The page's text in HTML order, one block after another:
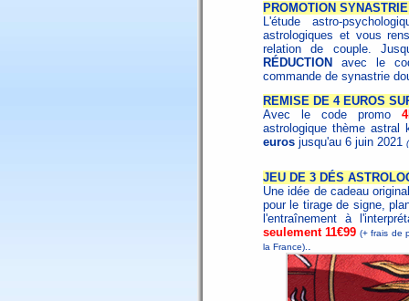
PROMOTION
L'étude astro-
astrologiques et vous
relation de couple.
RÉDUCTION
avec le
commande de synastrie
REMISE DE 4 EUROS
Avec le code promo
astrologique thème
euros jusqu'au 6 juin 2021
JEU DE 3 DÉS
Une idée de cadeau
pour le tirage de signe,
l'entraînement à
seulement 11€99 (+ frais de
la France). .